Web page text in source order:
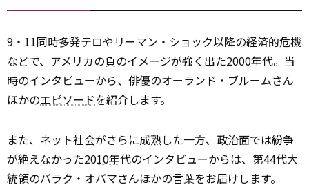
9・11同時多発テロやリーマン・ショック以降の経済的危機
などで、アメリカの負のイメージが強く出た2000年代。当
時のインタビューから、俳優のオーランド・ブルームさん
ほかのエピソードを紹介します。
また、ネット社会がさらに成熟した一方、政治面では紛争
が絶えなかった2010年代のインタビューからは、第44代大
統領のバラク・オバマさんほかの言葉をお届けします。